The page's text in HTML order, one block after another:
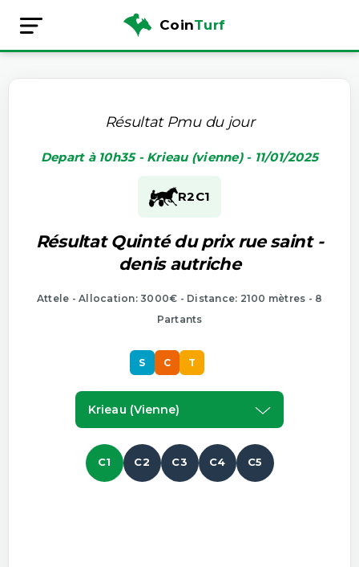
CoinTurf
Résultat Pmu du jour
Depart à 10h35 - Krieau (vienne) - 11/01/2025
R2C1
Résultat Quinté du prix rue saint -
denis autriche
Attele - Allocation: 3000€ - Distance: 2100 mètres - 8
Partants
S C T
Krieau (vienne)
C1 C2 C3 C4 C5